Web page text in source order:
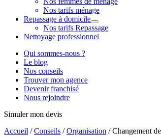
Nos tarifs ménage
Repassage à domicile
Nos tarifs Repassage
Nettoyage professionnel
Qui sommes-nous ?
Le blog
Nos conseils
Trouver mon agence
Devenir franchisé
Nous rejoindre
Simuler mon devis
Accueil /Conseils /Organisation /Changement